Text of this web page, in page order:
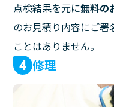
点検結果を元に無料の
のお見積り内容にご署
ことはありません。
4 修理